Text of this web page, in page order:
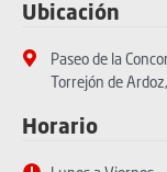
Ubicación
Paseo de la
Torrejón de
Horario